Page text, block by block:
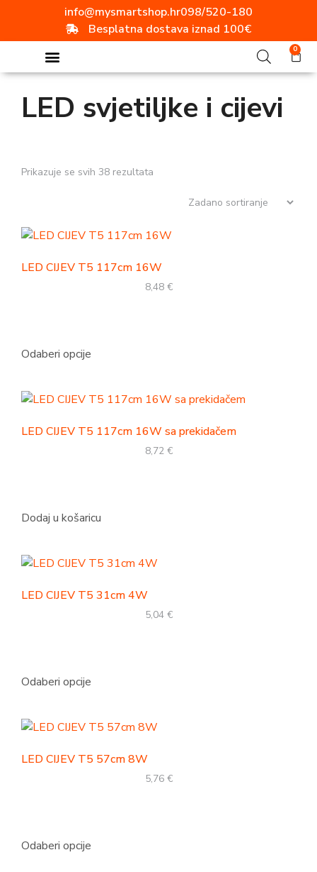
info@mysmartshop.hr098/520-180
Besplatna dostava iznad 100€
0
LED svjetiljke i cijevi
Prikazuje se svih 38 rezultata
LED CIJEV T5 117cm 16W
8,48 €
Odaberi opcije
LED CIJEV T5 117cm 16W sa prekidačem
8,72 €
Dodaj u košaricu
LED CIJEV T5 31cm 4W
5,04 €
Odaberi opcije
LED CIJEV T5 57cm 8W
5,76 €
Odaberi opcije